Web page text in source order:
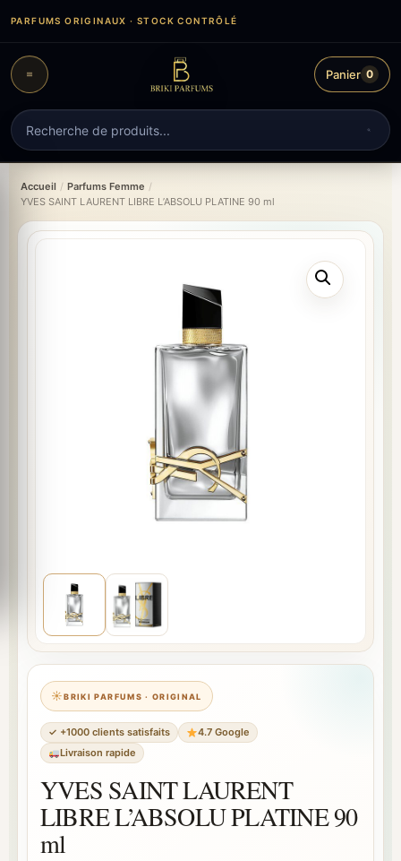
contenu
PARFUMS ORIGINAUX · STOCK CONTRÔLÉ
Recherche
de
produits
Panier 0
Accueil / Parfums Femme /
YVES SAINT LAURENT LIBRE L’ABSOLU PLATINE 90 ml
BRIKI PARFUMS · ORIGINAL
✓ +1000 clients satisfaits
4.7 Google
Livraison rapide
YVES SAINT LAURENT
LIBRE L’ABSOLU PLATINE 90
ml